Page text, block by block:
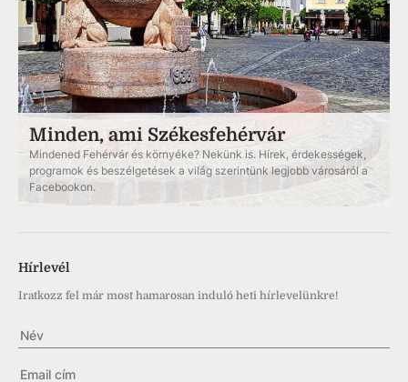
Minden, ami Székesfehérvár
Mindened Fehérvár és környéke? Nekünk is. Hírek, érdekességek,
programok és beszélgetések a világ szerintünk legjobb városáról a
Facebookon.
Hírlevél
Iratkozz fel már most hamarosan induló heti hírlevelünkre!